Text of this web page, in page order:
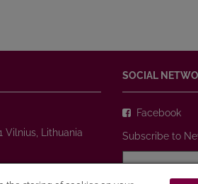
Vilnius, Lithuania
SOCIAL
Facebook
Subscribe to